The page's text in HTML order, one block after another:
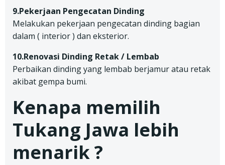
9.Pekerjaan Pengecatan Dinding
Melakukan pekerjaan pengecatan dinding bagian
dalam ( interior ) dan eksterior.
10.Renovasi Dinding Retak / Lembab
Perbaikan dinding yang lembab berjamur atau retak
akibat gempa bumi.
Kenapa memilih
Tukang Jawa lebih
menarik ?